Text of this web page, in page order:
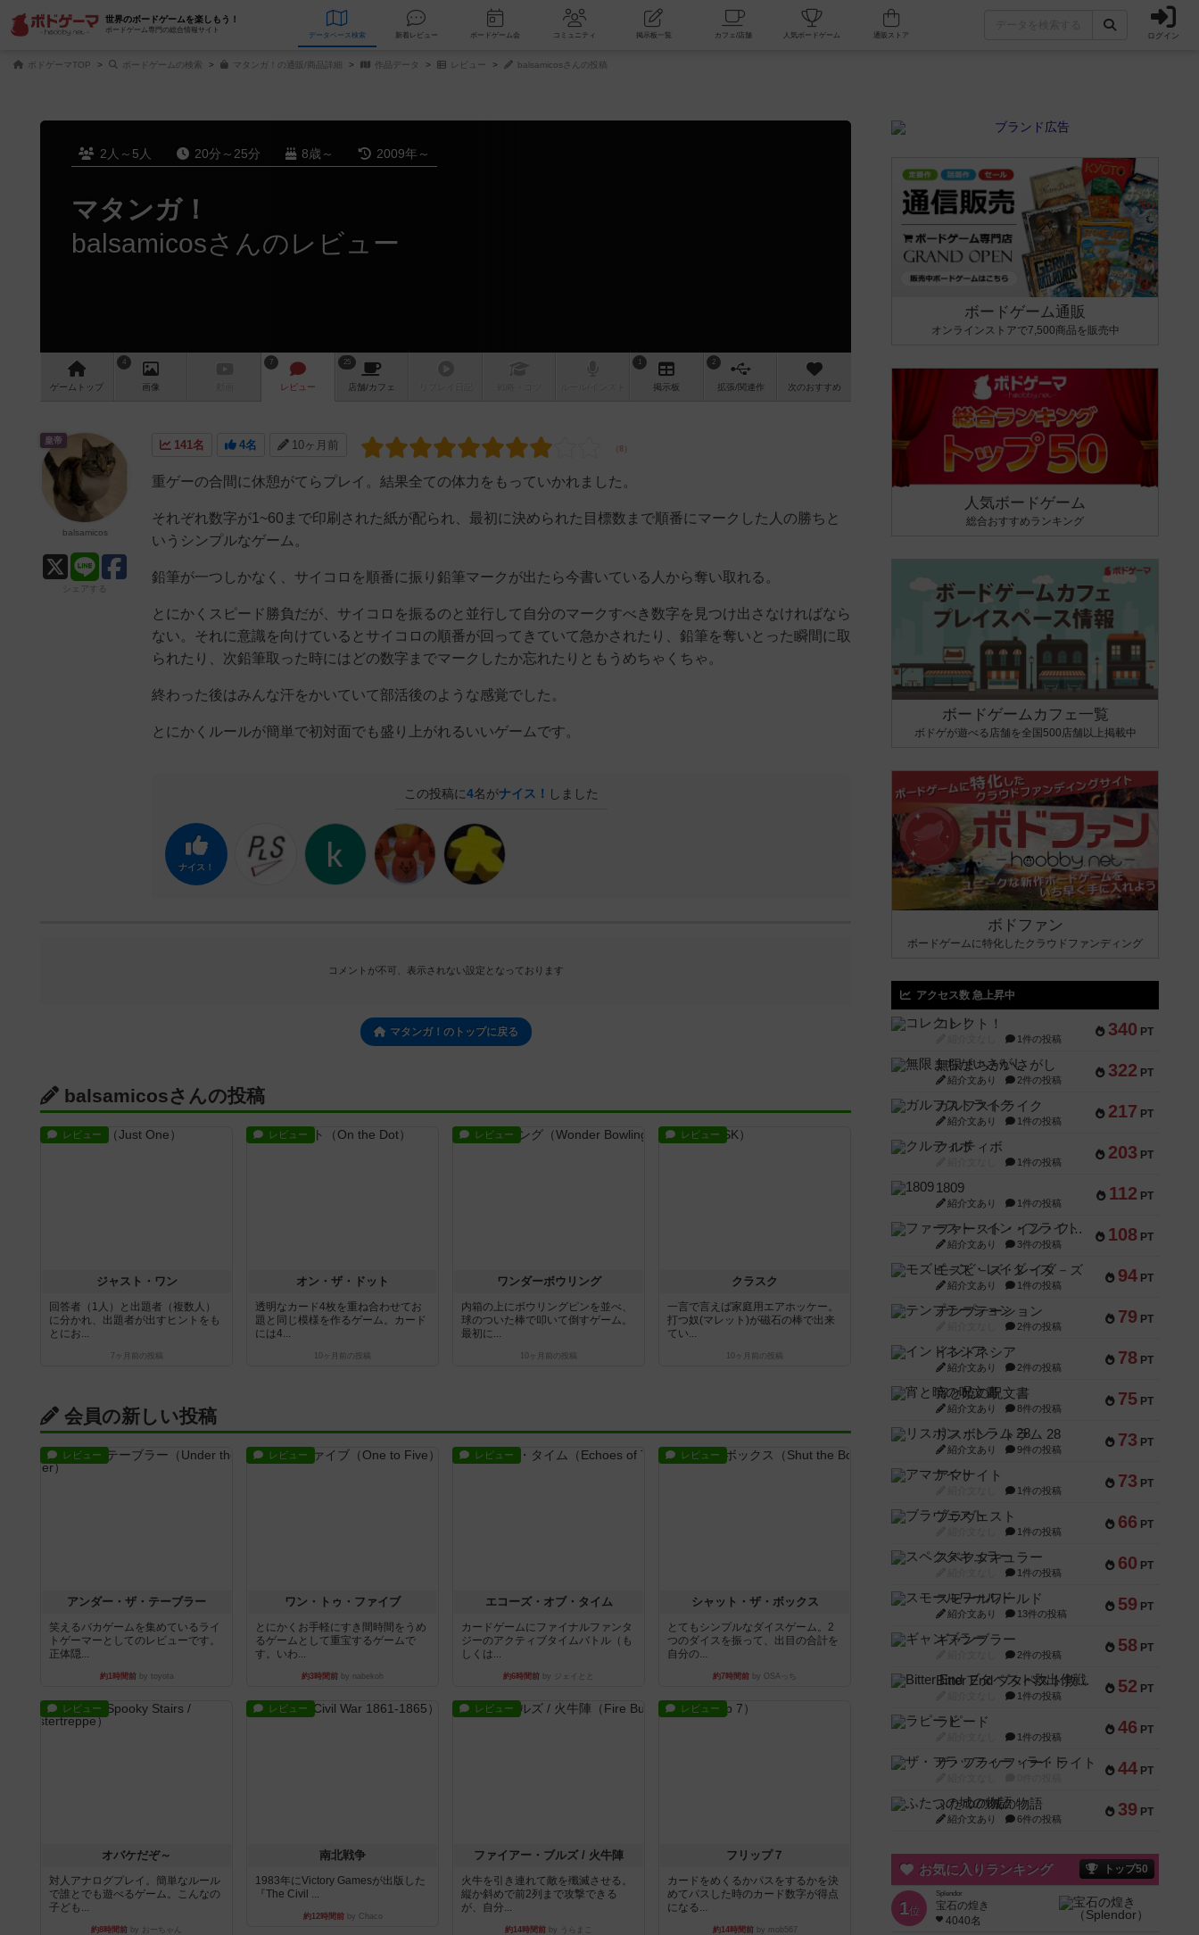
世界のボードゲームを楽しもう！
ボードゲーム専門の総合情報サイト
データベース 検索 新着レビュー ボードゲーム会 コミュニティ 掲示板一覧 カフェ/店舗 人気ボードゲーム ログイン
ボドゲーマTOP ボードゲームの検索 マタンガ！の通販/商品詳細 作品データ レビュー balsamicosさんの投稿
2人～5人 20分～25分 8歳～ 2009年～
マタンガ！
balsamicosさんのレビュー
ゲーム トップ
4
画像
7
レビュー
25
店舗/カフェ
1
掲示板
2
拡張/関連作 次のおすすめ
141名 4名 10ヶ月前
重ゲーの合間に休憩がてらプレイ。結果全ての体力をもっていかれました。
それぞれ数字が1~60まで印刷された紙が配られ、最初に決められた目標数まで順番にマークした人の勝ちと
いうシンプルなゲーム。
鉛筆が一つしかなく、サイコロを順番に振り鉛筆マークが出たら今書いている人から奪い取れる。
とにかくスピード勝負だが、サイコロを振るのと並行して自分のマークすべき数字を見つけ出さなければなら
ない。それに意識を向けているとサイコロの順番が回ってきていて急かされたり、鉛筆を奪いとった瞬間に取
られたり、次鉛筆取った時にはどの数字までマークしたか忘れたりともうめちゃくちゃ。
終わった後はみんな汗をかいていて部活後のような感覚でした。
とにかくルールが簡単で初対面でも盛り上がれるいいゲームです。
この投稿に4名がナイス！ しました
ナイス！
皇帝
balsamicos
シェアする
コメントが不可、表示されない設定となっております
マタンガ！のトップに戻る
balsamicosさんの投稿
レビュー
ジャスト・ワン
回答者（1人）と出題者（複数人）
に分かれ、出題者が出すヒントをも
とにお...
7ヶ月前 の投稿
レビュー
オン・ザ・ドット
透明なカード4枚を重ね合わせてお
題と同じ模様を作るゲーム。カード
には4...
10ヶ月前 の投稿
レビュー
ワンダーボウリング
内箱の上にボウリングピンを並べ、
球のついた棒で叩いて倒すゲーム。
最初に...
10ヶ月前 の投稿
レビュー
クラスク
一言で言えば家庭用エアホッケー。
打つ奴(マレット)が磁石の棒で出来
てい...
10ヶ月前 の投稿
会員の新しい投稿
レビュー
アンダー・ザ・テーブラー
笑えるバカゲームを集めているライ
トゲーマーとしてのレビューです。
正体隠...
約1時間前by toyota
レビュー
ワン・トゥ・ファイブ
とにかくお手軽にすき間時間をうめ
るゲームとして重宝するゲームで
す。いわ...
約3時間前 by nabekoh
レビュー
エコーズ・オブ・タイム
カードゲームにファイナルファンタ
ジーのアクティブタイムバトル（も
しくは...
約6時間前 by ジェイとと
レビュー
シャット・ザ・ボックス
とてもシンプルなダイスゲーム。2
つのダイスを振って、出目の合計を
自分の...
約7時間前 by OSAっち
レビュー
オバケだぞ～
対人アナログプレイ。簡単なルール
で誰とでも遊べるゲーム。こんなの
子ども...
約8時間前 by おーちゃん
レビュー
南北戦争
1983年にVictory Gamesが出版した
『The Civil ...
約12時間前by Chaco
レビュー
ファイアー・ブルズ / 火牛陣
火牛を引き連れて敵を殲滅させる。
縦か斜めで前2列まで攻撃できる
が、自分...
約14時間前 by うらまこ
レビュー
フリップ７
カードをめくるかパスをするかを決
めてパスした時のカード数字が得点
になる...
約14時間前by mob567
ボードゲーム通販
オンラインストアで7,500商品を販売中
人気ボードゲーム
総合おすすめランキング
ボードゲームカフェ一覧
ボドゲが遊べる店舗を全国500店舗以上掲載中
ボドファン
ボードゲームに特化したクラウドファンディング
アクセス数 急上昇中
340 PT
コレクト！
1件の投稿
322 PT
無限まちがいさがし
紹介文あり 2件の投稿
217 PT
ガルフストライク
紹介文あり 1件の投稿
203 PT
クルティボ
1件の投稿
112 PT
1809
紹介文あり 1件の投稿
108 PT
ファースト・イン・フライト
紹介文あり 3件の投稿
94 PT
モズビ－ズ・レイダ－ズ
紹介文あり 1件の投稿
79 PT
テンプテーション
2件の投稿
78 PT
インドネシア
紹介文あり 2件の投稿
75 PT
宵と暁の呪文書
紹介文あり 8件の投稿
73 PT
リスボン・トラム 28
紹介文あり 9件の投稿
73 PT
アマナイト
1件の投稿
66 PT
ブラヴェスト
1件の投稿
60 PT
スペクタキュラー
1件の投稿
59 PT
スモールワールド
紹介文あり 13件の投稿
58 PT
ギャンブラー
2件の投稿
52 PT
Bitter End ブタペスト救出作戦
1件の投稿
46 PT
ラピード
1件の投稿
44 PT
ザ・フラッフィー・ライト
39 PT
ふたつの城の物語
紹介文あり 6件の投稿
お気に入りランキング トップ50
1位
Splendor
宝石の煌き
4040名